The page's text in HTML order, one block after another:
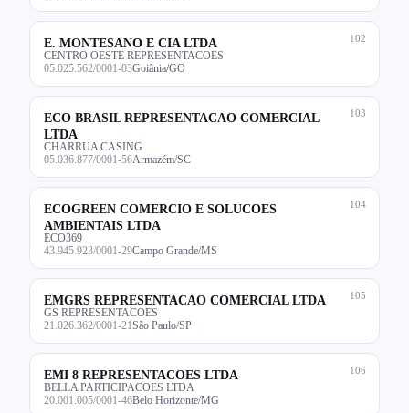
102
E. MONTESANO E CIA LTDA
CENTRO OESTE REPRESENTACOES
05.025.562/0001-03Goiânia/GO
103
ECO BRASIL REPRESENTACAO COMERCIAL
LTDA
CHARRUA CASING
05.036.877/0001-56Armazém/SC
104
ECOGREEN COMERCIO E SOLUCOES
AMBIENTAIS LTDA
ECO369
43.945.923/0001-29Campo Grande/MS
105
EMGRS REPRESENTACAO COMERCIAL LTDA
GS REPRESENTACOES
21.026.362/0001-21 São Paulo/SP
106
EMI 8 REPRESENTACOES LTDA
BELLA PARTICIPACOES LTDA
20.001.005/0001-46Belo Horizonte/MG